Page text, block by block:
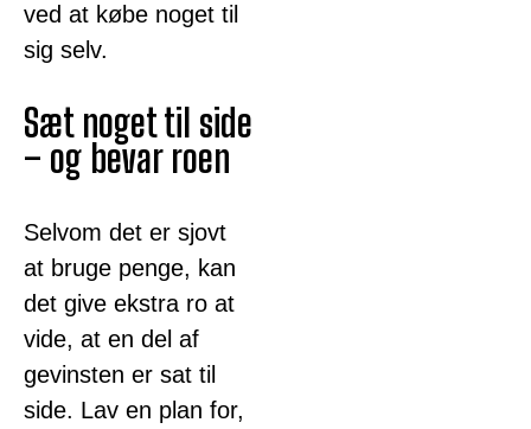
ved at købe noget til
sig selv.
Sæt noget til side
– og bevar roen
Selvom det er sjovt
at bruge penge, kan
det give ekstra ro at
vide, at en del af
gevinsten er sat til
side. Lav en plan for,